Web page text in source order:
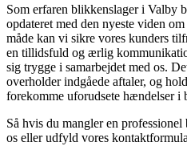
Som erfaren blikkenslager i Valby
opdateret med den nyeste viden
måde kan vi sikre vores kunders
en tillidsfuld og ærlig
sig trygge i samarbejdet med os.
overholder indgåede aftaler, og
forekomme uforudsete hændelser i
Så hvis du mangler en
os eller udfyld vores